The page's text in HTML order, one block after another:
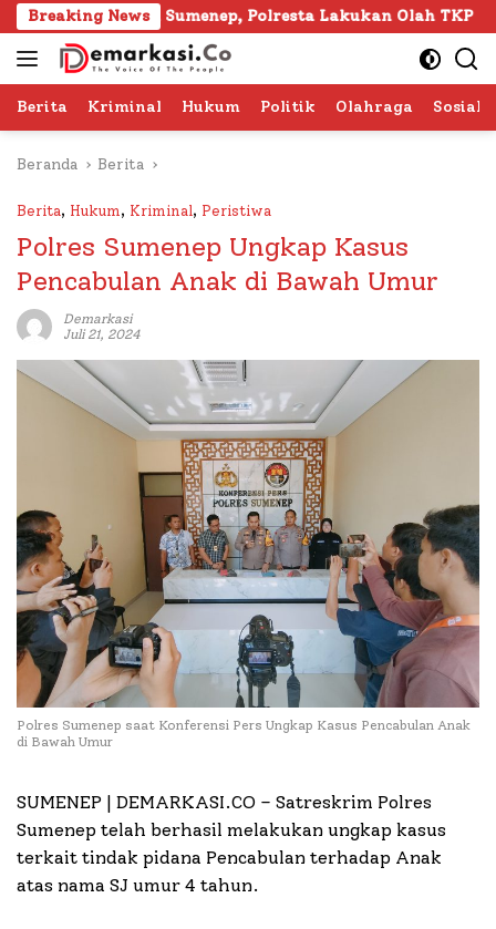
Langsung
ke
konten
Breaking News
Sumenep, Polresta Lakukan Olah TKP 103
Berita Kriminal Hukum Politik Olahraga Sosial
Beranda Berita
Berita, Hukum, Kriminal, Peristiwa
Polres Sumenep Ungkap Kasus
Pencabulan Anak di Bawah Umur
Demarkasi
Juli 21, 2024
Polres Sumenep saat Konferensi Pers Ungkap Kasus Pencabulan Anak
di Bawah Umur
SUMENEP | DEMARKASI.CO – Satreskrim Polres
Sumenep telah berhasil melakukan ungkap kasus
terkait tindak pidana Pencabulan terhadap Anak
atas nama SJ umur 4 tahun.